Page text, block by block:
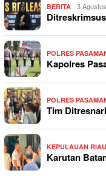
BERITA 3
POLRES
Kapolres
POLRES
Tim
KEPULAUAN RIAU
Karutan